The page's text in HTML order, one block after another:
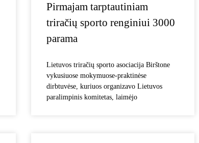
Pirmajam tarptautiniam
triračių sporto renginiui 3000
parama
Lietuvos triračių sporto asociacija Birštone
vykusiuose mokymuose-praktinėse
dirbtuvėse, kuriuos organizavo Lietuvos
paralimpinis komitetas, laimėjo